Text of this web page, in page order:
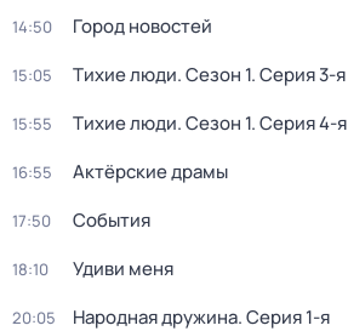
14:50 Город новостей
15:05 Тихие люди. Сезон 1. Серия 3-я
15:55 Тихие люди. Сезон 1. Серия 4-я
16:55 Актёрские драмы
17:50 События
18:10 Удиви меня
20:05 Народная дружина. Серия 1-я